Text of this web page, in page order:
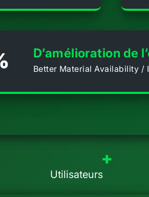
D’amélioration de
Better Material Availability /
+
Utilisateurs